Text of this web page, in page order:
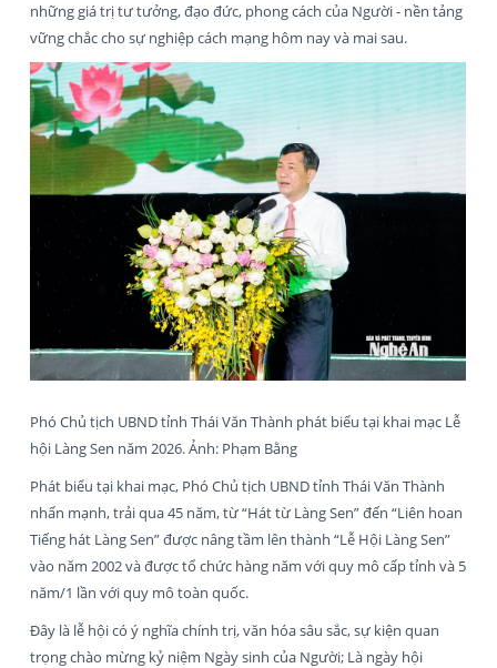
những giá trị tư tưởng, đạo đức, phong cách của Người - nền tảng
vững chắc cho sự nghiệp cách mạng hôm nay và mai sau.
Phó Chủ tịch UBND tỉnh Thái Văn Thành phát biểu tại khai mạc Lễ
hội Làng Sen năm 2026. Ảnh: Phạm Bằng
Phát biểu tại khai mạc, Phó Chủ tịch UBND tỉnh Thái Văn Thành
nhấn mạnh, trải qua 45 năm, từ “Hát từ Làng Sen” đến “Liên hoan
Tiếng hát Làng Sen” được nâng tầm lên thành “Lễ Hội Làng Sen”
vào năm 2002 và được tổ chức hàng năm với quy mô cấp tỉnh và 5
năm/1 lần với quy mô toàn quốc.
Đây là lễ hội có ý nghĩa chính trị, văn hóa sâu sắc, sự kiện quan
trọng chào mừng kỷ niệm Ngày sinh của Người; Là ngày hội